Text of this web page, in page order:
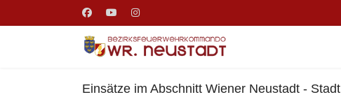
Einsätze im Abschnitt Wiener Neustadt - Stadt